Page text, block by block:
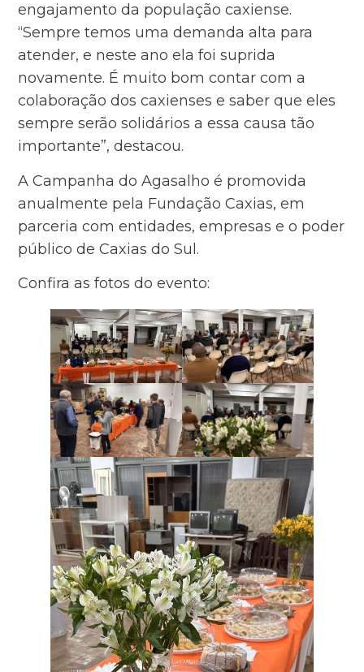
engajamento da população caxiense.
“Sempre temos uma demanda alta para
atender, e neste ano ela foi suprida
novamente. É muito bom contar com a
colaboração dos caxienses e saber que eles
sempre serão solidários a essa causa tão
importante”, destacou.
A Campanha do Agasalho é promovida
anualmente pela Fundação Caxias, em
parceria com entidades, empresas e o poder
público de Caxias do Sul.
Confira as fotos do evento: